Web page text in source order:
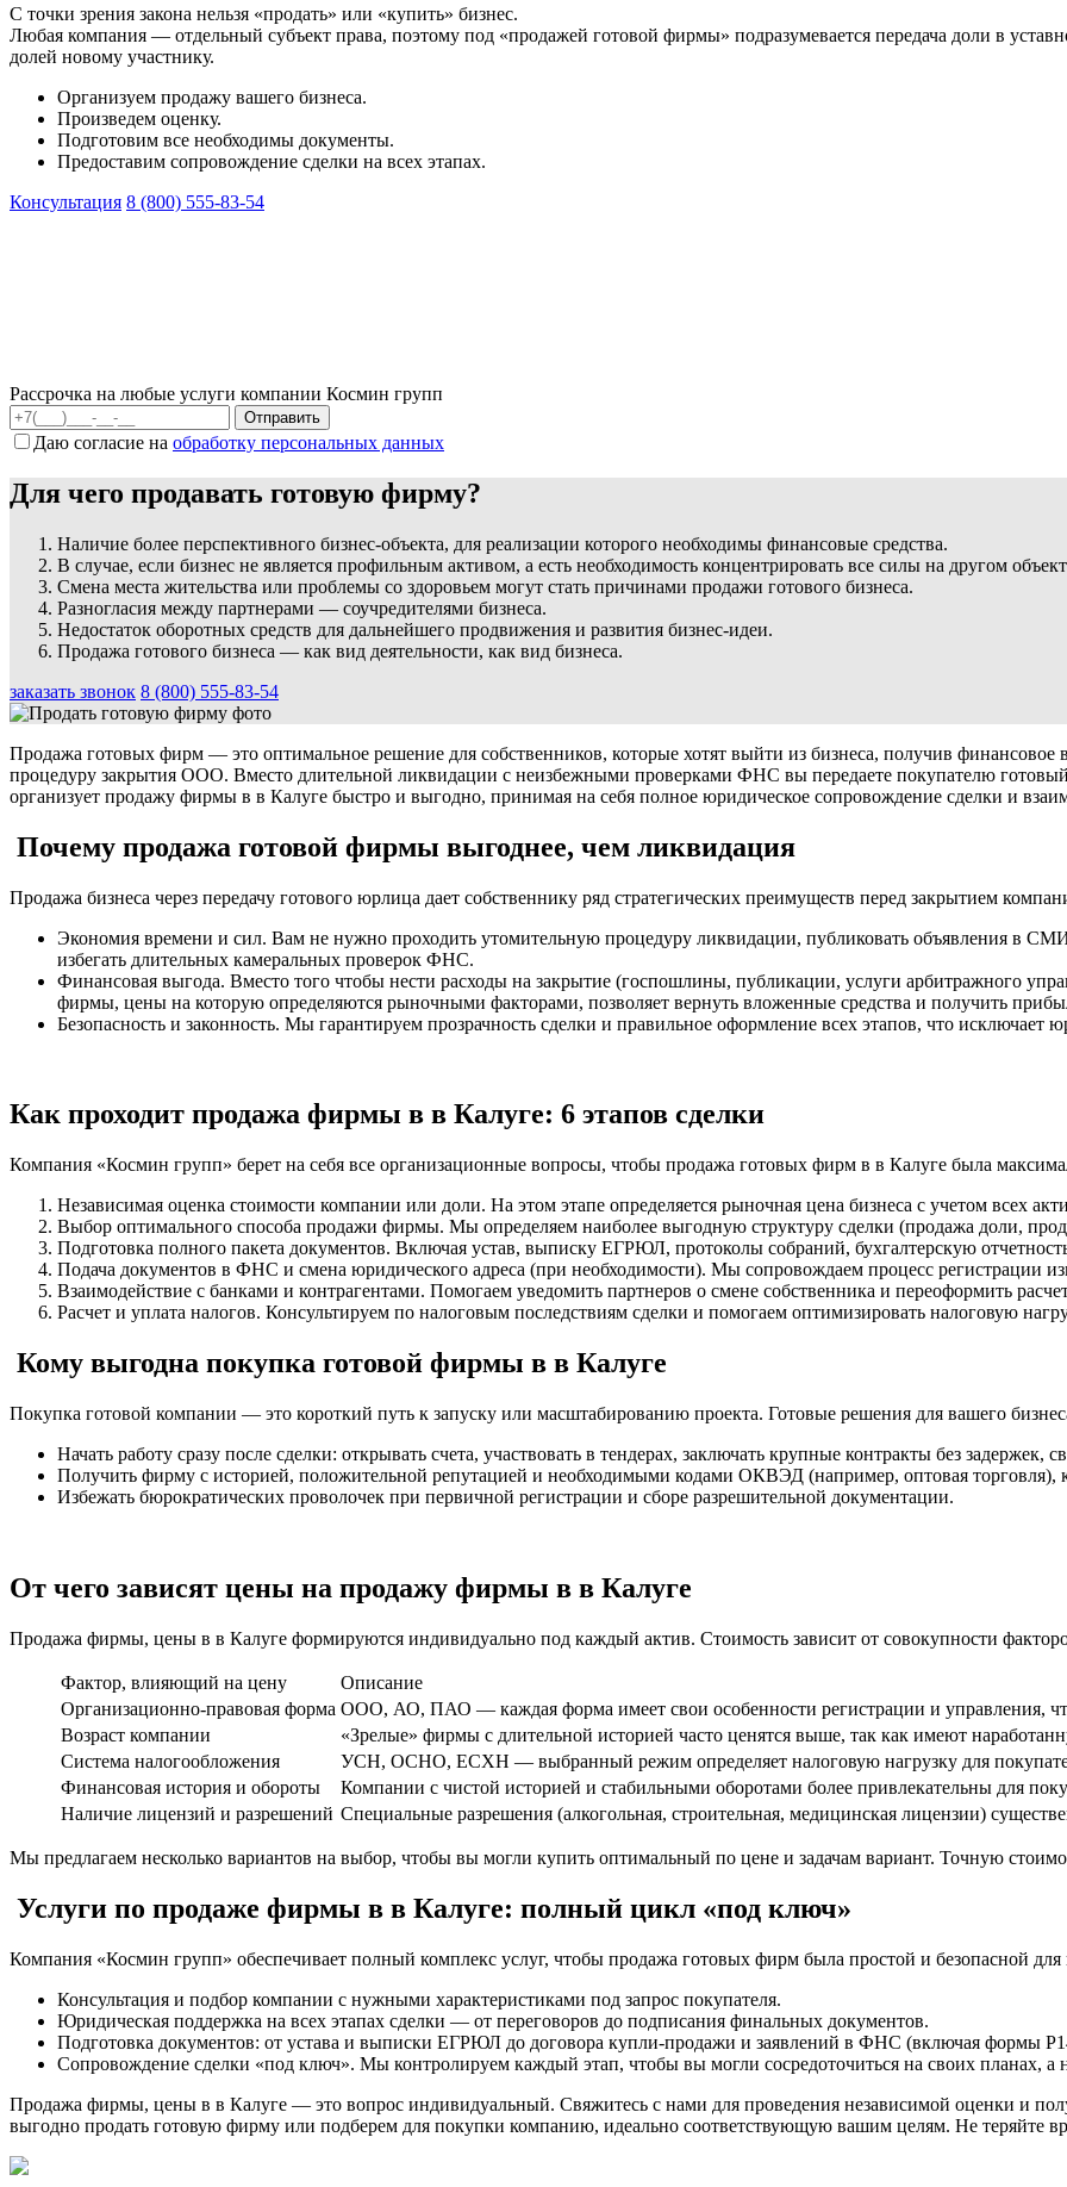
С точки зрения закона нельзя «продать» или «купить» бизнес.
Любая компания — отдельный субъект права, поэтому под «продажей готовой фирмы» подразумевается передача доли в
долей новому участнику.
Организуем продажу вашего бизнеса.
Произведем оценку.
Подготовим все необходимы документы.
Предоставим сопровождение сделки на всех этапах.
Консультация 8 (800) 555-83-54
Рассрочка на любые услуги компании Космин групп
Даю согласие на обработку персональных данных
Для чего продавать готовую фирму?
Наличие более перспективного бизнес-объекта, для реализации которого необходимы финансовые средства.
В случае, если бизнес не является профильным активом, а есть необходимость концентрировать все силы на другом
Смена места жительства или проблемы со здоровьем могут стать причинами продажи готового бизнеса.
Разногласия между партнерами — соучредителями бизнеса.
Недостаток оборотных средств для дальнейшего продвижения и развития бизнес-идеи.
Продажа готового бизнеса — как вид деятельности, как вид бизнеса.
заказать звонок 8 (800) 555-83-54
Продажа готовых фирм — это оптимальное решение для собственников, которые хотят выйти из бизнеса, получив финансовое
процедуру закрытия ООО. Вместо длительной ликвидации с неизбежными проверками ФНС вы передаете покупателю
организует продажу фирмы в в Калуге быстро и выгодно, принимая на себя полное юридическое сопровождение сделки и
Почему продажа готовой фирмы выгоднее, чем ликвидация
Продажа бизнеса через передачу готового юрлица дает собственнику ряд стратегических преимуществ перед закрытием
Экономия времени и сил. Вам не нужно проходить утомительную процедуру ликвидации, публиковать объявления в
избегать длительных камеральных проверок ФНС.
Финансовая выгода. Вместо того чтобы нести расходы на закрытие (госпошлины, публикации, услуги арбитражного
фирмы, цены на которую определяются рыночными факторами, позволяет вернуть вложенные средства и получить
Безопасность и законность. Мы гарантируем прозрачность сделки и правильное оформление всех этапов, что исключает
Как проходит продажа фирмы в в Калуге: 6 этапов сделки
Компания «Космин групп» берет на себя все организационные вопросы, чтобы продажа готовых фирм в в Калуге была
Независимая оценка стоимости компании или доли. На этом этапе определяется рыночная цена бизнеса с учетом всех
Выбор оптимального способа продажи фирмы. Мы определяем наиболее выгодную структуру сделки (продажа доли,
Подготовка полного пакета документов. Включая устав, выписку ЕГРЮЛ, протоколы собраний, бухгалтерскую
Подача документов в ФНС и смена юридического адреса (при необходимости). Мы сопровождаем процесс регистрации
Взаимодействие с банками и контрагентами. Помогаем уведомить партнеров о смене собственника и переоформить
Расчет и уплата налогов. Консультируем по налоговым последствиям сделки и помогаем оптимизировать налоговую
Кому выгодна покупка готовой фирмы в в Калуге
Покупка готовой компании — это короткий путь к запуску или масштабированию проекта. Готовые решения для вашего
Начать работу сразу после сделки: открывать счета, участвовать в тендерах, заключать крупные контракты без задержек,
Получить фирму с историей, положительной репутацией и необходимыми кодами ОКВЭД (например, оптовая торговля),
Избежать бюрократических проволочек при первичной регистрации и сборе разрешительной документации.
От чего зависят цены на продажу фирмы в в Калуге
Продажа фирмы, цены в в Калуге формируются индивидуально под каждый актив. Стоимость зависит от совокупности
Фактор, влияющий на цену
Описание
Организационно-правовая форма ООО, АО, ПАО — каждая форма имеет свои особенности регистрации и управления,
Возраст компании
«Зрелые» фирмы с длительной историей часто ценятся выше, так как имеют
Система налогообложения
УСН, ОСНО, ЕСХН — выбранный режим определяет налоговую нагрузку для
Финансовая история и обороты
Компании с чистой историей и стабильными оборотами более привлекательны для
Наличие лицензий и разрешений Специальные разрешения (алкогольная, строительная, медицинская лицензии)
Мы предлагаем несколько вариантов на выбор, чтобы вы могли купить оптимальный по цене и задачам вариант. Точную
Услуги по продаже фирмы в в Калуге: полный цикл «под ключ»
Компания «Космин групп» обеспечивает полный комплекс услуг, чтобы продажа готовых фирм была простой и безопасной для
Консультация и подбор компании с нужными характеристиками под запрос покупателя.
Юридическая поддержка на всех этапах сделки — от переговоров до подписания финальных документов.
Подготовка документов: от устава и выписки ЕГРЮЛ до договора купли-продажи и заявлений в ФНС (включая формы
Сопровождение сделки «под ключ». Мы контролируем каждый этап, чтобы вы могли сосредоточиться на своих планах, а
Продажа фирмы, цены в в Калуге — это вопрос индивидуальный. Свяжитесь с нами для проведения независимой оценки и
выгодно продать готовую фирму или подберем для покупки компанию, идеально соответствующую вашим целям. Не теряйте